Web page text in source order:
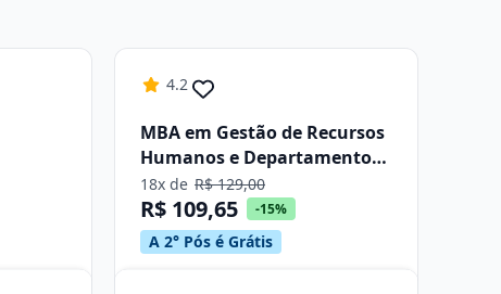
4.2
MBA em Gestão de Recursos
Humanos e Departamento
Pessoal
18x de R$ 129,00
R$ 109,65 -15%
A 2° Pós é Grátis